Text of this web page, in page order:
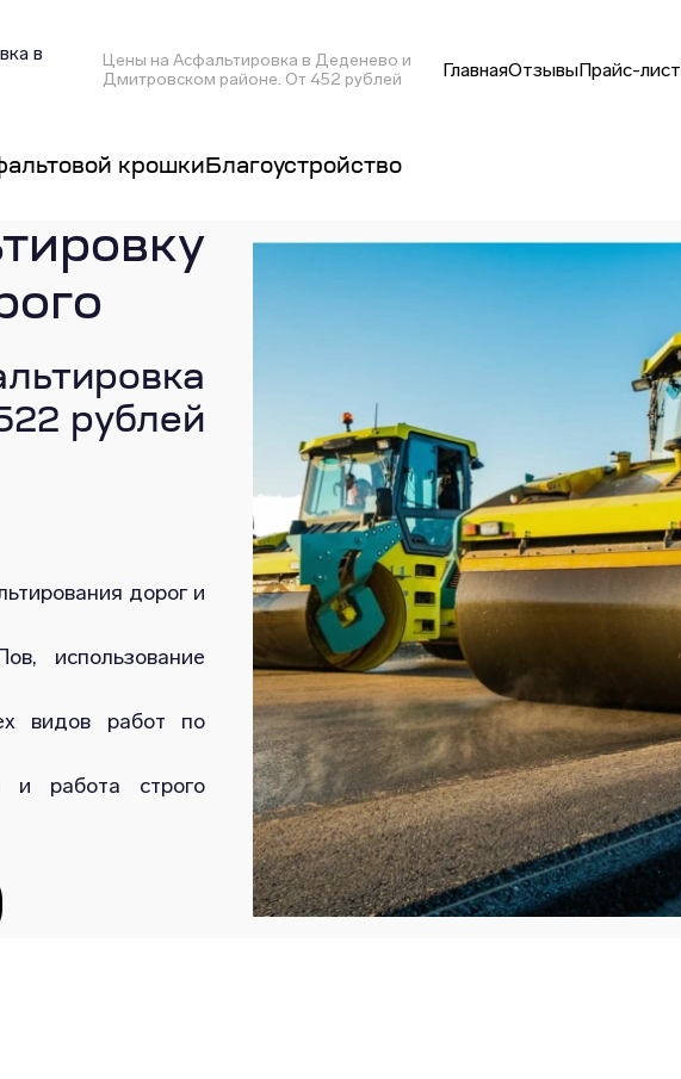
в
Цены на Асфальтировка в Деденево и
Дмитровском районе. От 452 рублей
ГлавнаяОтзывыПрайс-лист
крошки Благоустройство
рублей
дорог и
использование
видов работ по
и работа строго